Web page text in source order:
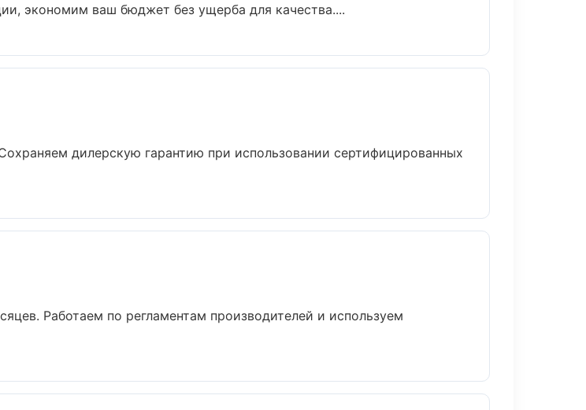
экономим ваш бюджет без ущерба для качества....
дилерскую гарантию при использовании сертифицированных
Работаем по регламентам производителей и используем